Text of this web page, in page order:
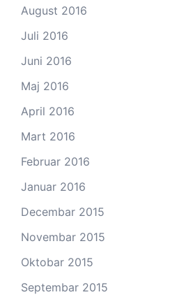
August 2016
Juli 2016
Juni 2016
Maj 2016
April 2016
Mart 2016
Februar 2016
Januar 2016
Decembar 2015
Novembar 2015
Oktobar 2015
Septembar 2015